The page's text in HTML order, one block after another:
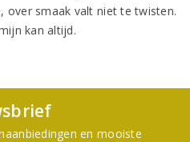
over smaak valt niet te twisten.
kan altijd.
en mooiste